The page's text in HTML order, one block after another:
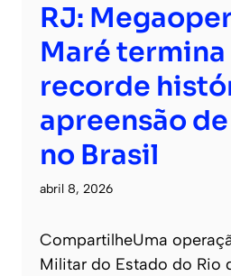
RJ:
Maré
recorde
apreensão
no Brasil
abril 8, 2026
CompartilheUma
Militar do Estado do Rio